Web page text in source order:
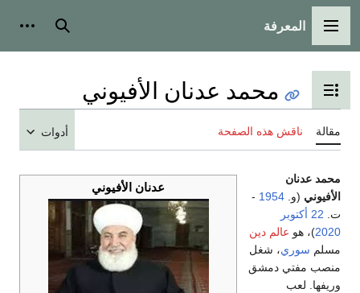
القائمة الرئيسية
المعرفة بحث
تبديل عرض جدول المحتويات
محمد عدنان الأفيوني
مقالة ناقش هذه الصفحة أدوات
عدنان الأفيوني
محمد عدنان
الأفيوني (و. 1954
-
ت. 22 أكتوبر
2020)، هو عالم دين
مسلم سوري، شغل
منصب مفتي دمشق
وريفها. لعب